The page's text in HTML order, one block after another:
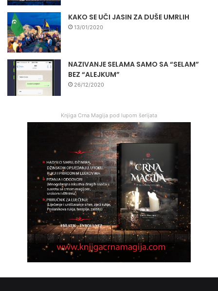
KAKO SE UČI JASIN ZA DUŠE UMRLIH
13/01/2020
NAZIVANJE SELAMA SAMO SA “SELAM”
BEZ “ALEJKUM”
26/12/2020
Knjiga Crna Magija pod lupom šerijata